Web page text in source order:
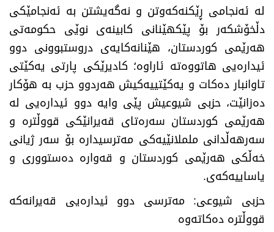
​لە ئەنجامی ڕێکنەکەوتن و نەگەیشتن بە ئەنجامێکی
دڵخۆشکەر بۆ پێکهێنانی کابینەی نوێی حکومەتی
هەرێمی کوردستان، هێنانەکایەی دروستبوونی دوو
ئیدارەیی هاتووەتە ئاراوە؛ کادیرێکی پارتی یەکێتی
تاوانبار دەکات و یەکێتییەکیش هەردوو حزب بە هۆکار
دەزانێت، حزبی شیوعیش پێی وایە دوو ئیدارەیی لە
هەرێمی کوردستان سەرەتای قەیرانێکی قووڵترە و
سەرهەڵدانی ململانێیەکی مەترسیدارە بۆ سەر ژیانی
خەڵکی هەرێمی کوردستان و قەوارە دەستووری و
یاساییەکەی.
حزبی شیوعی: مەترسی دوو ئیدارەیی قەیرانەکە
قووڵترە دەکاتەوە